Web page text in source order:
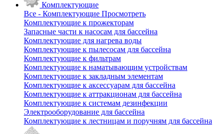
Комплектующие
Все - Комплектующие Просмотреть
Комплектующие к прожекторам
Запасные части к насосам для бассейна
Комплектующие для нагрева воды
Комплектующие к пылесосам для бассейна
Комплектующие к фильтрам
Комплектующие к наматывающим устройствам
Комплектующие к закладным элементам
Комплектующие к аксессуарам для бассейна
Комплектующие к аттракционам для бассейна
Комплектующие к системам дезинфекции
Электрооборудование для бассейна
Комплектующие к лестницам и поручням для бассейна